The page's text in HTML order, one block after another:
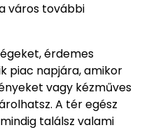
város további
érdemes
piac napjára, amikor
vagy kézműves
A tér egész
találsz valami